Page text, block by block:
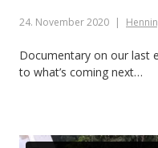
Ruanda)“
24. November 2020
Documentary on our last
to what’s coming next…